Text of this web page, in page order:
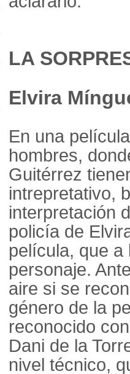
LA
Elvira
En una
hombres,
Guitérrez
intrepretativo,
interpretación
policía de
película, que a
personaje.
aire si se
género de la
reconocido
Dani de la
nivel técnico,